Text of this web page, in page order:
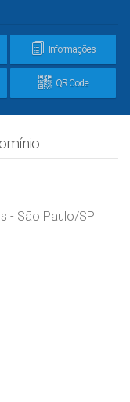
Informações
QR Code
- São Paulo/SP